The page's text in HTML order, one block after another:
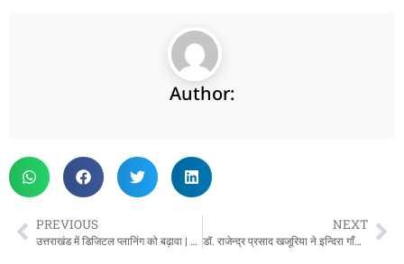
Author:
PREVIOUS
उत्तराखंड में डिजिटल प्लानिंग को बढ़ावा | पीएम गतिशक्ति 2.0 व GIS तकनीक का विस्तार
NEXT
डॉ. राजेन्‍द्र प्रसाद खजूरिया ने इन्दिरा गाँधी राष्ट्रीय वन अकादमी, देहरादून के निदेशक के रूप में कार्यभार सँभाला